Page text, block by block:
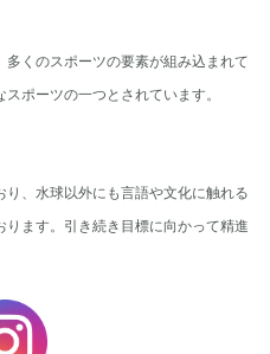
多くのスポーツの要素が組み込まれて
ポーツの一つとされています。
、水球以外にも言語や文化に触れる
ります。引き続き目標に向かって精進